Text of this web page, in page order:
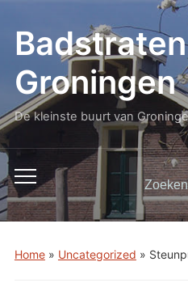
Groningen
De kleinste buurt van
Toggle
mobiel
menu
Zoeken
naar:
Home» Uncategorized »